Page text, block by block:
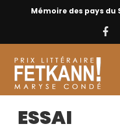
Mémoire des pays du
ESSAI